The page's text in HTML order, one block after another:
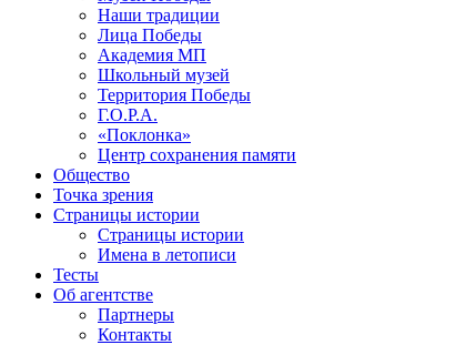
Наши традиции
Лица Победы
Академия МП
Школьный музей
Территория Победы
Г.О.Р.А.
«Поклонка»
Центр сохранения памяти
Общество
Точка зрения
Страницы истории
Страницы истории
Имена в летописи
Тесты
Об агентстве
Партнеры
Контакты